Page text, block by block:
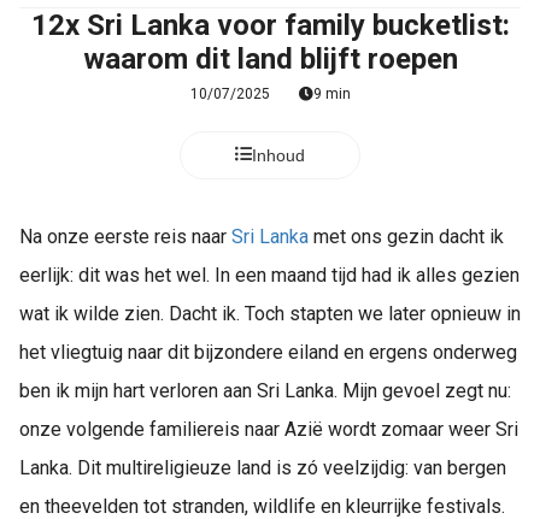
12x Sri Lanka voor family bucketlist:
waarom dit land blijft roepen
10/07/2025 9 min
Inhoud
Na onze eerste reis naar Sri Lanka met ons gezin dacht ik
eerlijk: dit was het wel. In een maand tijd had ik alles gezien
wat ik wilde zien. Dacht ik. Toch stapten we later opnieuw in
het vliegtuig naar dit bijzondere eiland en ergens onderweg
ben ik mijn hart verloren aan Sri Lanka. Mijn gevoel zegt nu:
onze volgende familiereis naar Azië wordt zomaar weer Sri
Lanka. Dit multireligieuze land is zó veelzijdig: van bergen
en theevelden tot stranden, wildlife en kleurrijke festivals.